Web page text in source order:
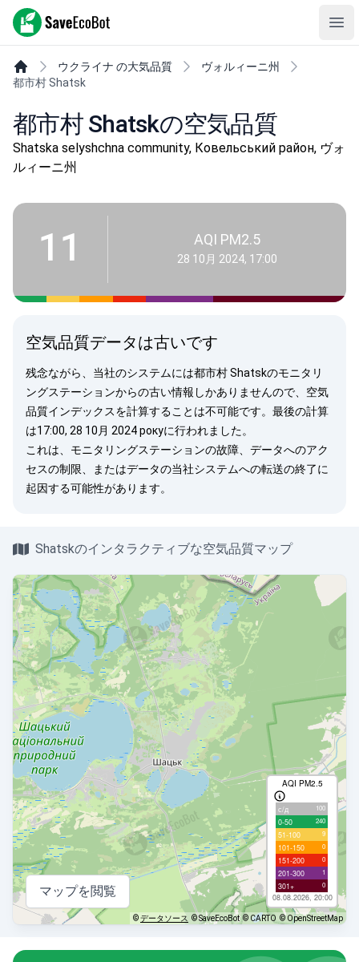
SaveEcoBot
ウクライナ の大気品質
ヴォルィーニ州
都市村 Shatsk
都市村 Shatskの空気品質
Shatska selyshchna community, Ковельський район, ヴォ
ルィーニ州
11 AQI PM2.5
28 10月 2024, 17:00
空気品質データは古いです
残念ながら、当社のシステムには都市村 Shatskのモニタリ
ングステーションからの古い情報しかありませんので、空気
品質インデックスを計算することは不可能です。最後の計算
は17:00, 28 10月 2024 рокуに行われました。
これは、モニタリングステーションの故障、データへのアク
セスの制限、またはデータの当社システムへの転送の終了に
起因する可能性があります。
Shatskのインタラクティブな空気品質マップ
AQI PM2.5
с/д 100
0-50 240
51-100 9
101-150 0
151-200 0
201-300 1
301+ 0
08.08.2026, 20:00
マップを閲覧
©データソース © SaveEcoBot © CARTO © OpenStreetMap